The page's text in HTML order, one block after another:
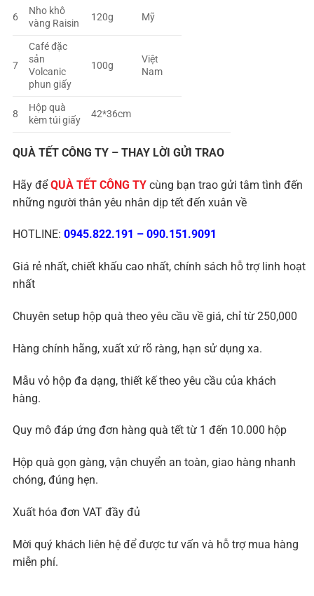
6
Nho khô
vàng Raisin
120g Mỹ
7
Café đặc
sản
Volcanic
phun giấy
100g
Việt
Nam
8
Hộp quà
kèm túi giấy
42*36cm
QUÀ TẾT CÔNG TY – THAY LỜI GỬI TRAO
Hãy đểQUÀ TẾT CÔNG TY cùng bạn trao gửi tâm tình đến
những người thân yêu nhân dịp tết đến xuân về
HOTLINE: 0945.822.191 – 090.151.9091
Giá rẻ nhất, chiết khấu cao nhất, chính sách hỗ trợ linh hoạt
nhất
Chuyên setup hộp quà theo yêu cầu về giá, chỉ từ 250,000
Hàng chính hãng, xuất xứ rõ ràng, hạn sử dụng xa.
Mẫu vỏ hộp đa dạng, thiết kế theo yêu cầu của khách
hàng.
Quy mô đáp ứng đơn hàng quà tết từ 1 đến 10.000 hộp
Hộp quà gọn gàng, vận chuyển an toàn, giao hàng nhanh
chóng, đúng hẹn.
Xuất hóa đơn VAT đầy đủ
Mời quý khách liên hệ để được tư vấn và hỗ trợ mua hàng
miễn phí.